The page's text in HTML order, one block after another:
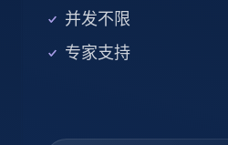
并发不限
专家支持